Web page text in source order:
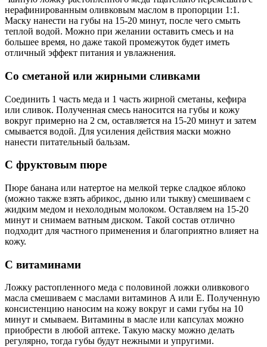
нерафинированным оливковым маслом в пропорции 1:1.
Маску нанести на губы на 15-20 минут, после чего смыть
теплой водой. Можно при желании оставить смесь и на
большее время, но даже такой промежуток будет иметь
отличный эффект питания и увлажнения.
Со сметаной или жирными сливками
Соединить 1 часть меда и 1 часть жирной сметаны, кефира
или сливок. Полученная смесь наносится на губы и кожу
вокруг примерно на 2 см, оставляется на 15-20 минут и затем
смывается водой. Для усиления действия маски можно
нанести питательный бальзам.
С фруктовым пюре
Пюре банана или натертое на мелкой терке сладкое яблоко
(можно также взять абрикос, дыню или тыкву) смешиваем с
жидким медом и нехолодным молоком. Оставляем на 15-20
минут и снимаем ватным диском. Такой состав отлично
подходит для частного применения и благоприятно влияет на
кожу.
С витаминами
Ложку растопленного меда с половиной ложки оливкового
масла смешиваем с маслами витаминов A или Е. Полученную
консистенцию наносим на кожу вокруг и сами губы на 10
минут и смываем. Витамины в масле или капсулах можно
приобрести в любой аптеке. Такую маску можно делать
регулярно, тогда губы будут нежными и упругими.